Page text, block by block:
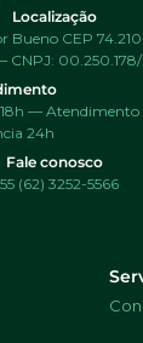
Localização
Bueno CEP
CNPJ:
18h — Atendimento
24h
Fale conosco
(62) 3252-5566